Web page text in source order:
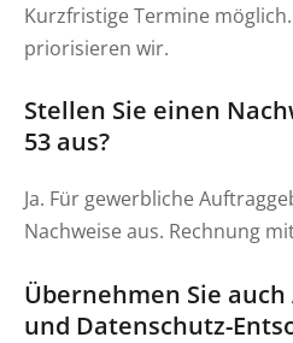
Kurzfristige Termine
priorisieren wir.
Stellen Sie einen
53 aus?
Ja. Für gewerbliche
Nachweise aus. Rechnung
Übernehmen Sie
und Datenschutz-